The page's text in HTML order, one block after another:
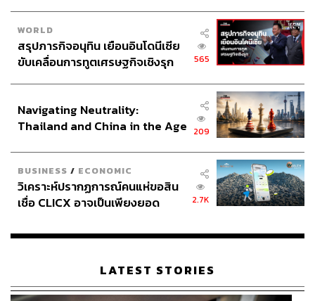
อย่างกอล์ฟรู้สึกว่าสิ่งที่ทำอยู่เป็นการฝืนตัวเองบ้างไหม เพราะ
ถ้าดูจากเมื่อก่อน กอล์ฟคือศิลปินที่ชัดเจนในการทำเพลงที่
แสดงออกถึงตัวตนของตัวเองแบบชัดเจนมากๆ แต่ทุกวันนี้
กลายเป็นเริ่มคิดถึงยอดวิวเพิ่มเข้ามา
กอล์ฟ:ไม่ฝืนเลยครับ ผมชอบสิ่งที่ตัวเองเป็นอยู่ขณะนี้มาก
ที่สุดในชีวิตแล้ว ชอบในสิ่งที่ตัวเองเข้าใจในขณะนี้ว่านี่คือ
โลก นี่คือจุดตรงกลางที่สมดุลที่สุดแล้วที่ได้เกิดมาเป็นศิลปิน
ได้ใช้ชีวิตอยู่กับสิ่งนี้เป็นอาชีพได้อย่างจริงจัง เลี้ยงตัวเองได้
เลี้ยงคนอื่นได้ แล้วก็ได้เจอโลกแห่งความเป็นจริง ไม่ใช่โลก
แห่งความฝันที่เราคิดว่าทุกอย่างจะต้องเป็นอย่างนั้นอย่างนี้
ในแบบที่เราต้องการ
บิ๊ก:ทุกอย่างที่ทำตอนนี้มันคือสิ่งที่รู้สึกว่าพวกเราสามารถ
พวกเราอยากทำจริงๆ ทีละนิด
WORLD
สรุปภารกิจอนุทิน เยือนอินโดนีเซีย
ขับเคลื่อนการทูตเศรษฐกิจเชิงรุก
565
Navigating Neutrality:
Thailand and China in the Age
209
BUSINESS / ECONOMIC
วิเคราะห์ปรากฏการณ์คนแห่ขอสิน
เชื่อ CLICX อาจเป็นเพียงยอด
เรือนไทยที่ถูกซุกไว้
2.7K
LATEST STORIES